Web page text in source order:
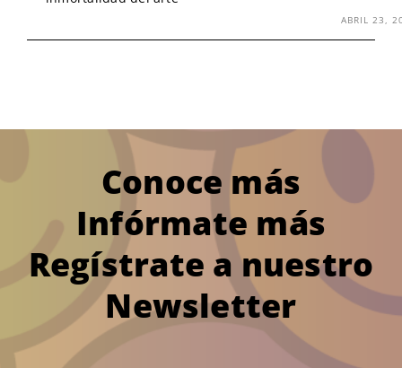
ABRIL 23,
Conoce más
Infórmate más
Regístrate a nuestro
Newsletter